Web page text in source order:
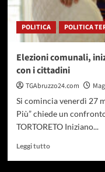
visite
esami
POLITICA POLITICA
Elezioni comunali,
con i cittadini
TGAbruzzo24.com
Si comincia venerdì 27
Più” chiede un
TORTORETO Iniziano...
Leggi tuttoLeggi